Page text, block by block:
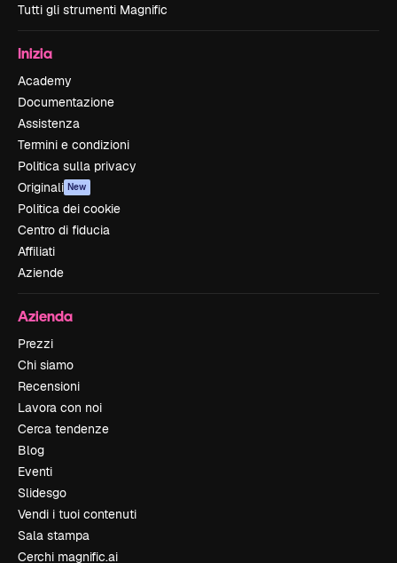
Tutti gli strumenti Magnific
Inizia
Academy
Documentazione
Assistenza
Termini e condizioni
Politica sulla privacy
Originali New
Politica dei cookie
Centro di fiducia
Affiliati
Aziende
Azienda
Prezzi
Chi siamo
Recensioni
Lavora con noi
Cerca tendenze
Blog
Eventi
Slidesgo
Vendi i tuoi contenuti
Sala stampa
Cerchi magnific.ai